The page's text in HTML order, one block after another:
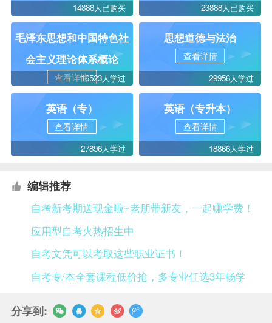
14888人已购买 23888人已购买
毛泽东思想和中国特色社
会主义理论体系概论
查看详情16523人学过
思想道德与法治
查看详情
29956人学过
英语（专）
查看详情
27896人学过
英语（专升本）
查看详情
18866人学过
编辑推荐
自考新考期送现金啦~老朋带新友，一起赚学费！
应用型自考火热招生中
自考文凭可以考取这些职业证书！
自考专/本全套课程低价抢，多专业任选3年畅学
分享到: